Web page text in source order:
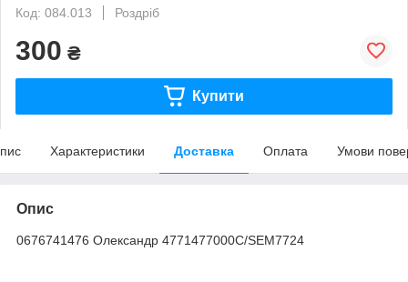
Код: 084.013
Роздріб
300 ₴
Купити
Характеристики Доставка Оплата Умови
Опис
0676741476 Олександр 4771477000C/SEM7724